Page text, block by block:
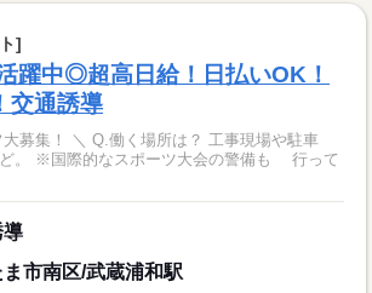
]
躍中◎超高日給！日払いOK！
交通誘導
所は？ 工事現場や駐車
行って
導
市南区/武蔵浦和駅